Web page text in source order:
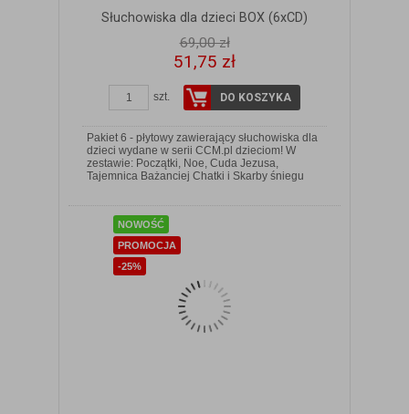
Słuchowiska dla dzieci BOX (6xCD)
69,00 zł
51,75 zł
szt. DO KOSZYKA
Pakiet 6 - płytowy zawierający słuchowiska dla
dzieci wydane w serii CCM.pl dzieciom! W
zestawie: Początki, Noe, Cuda Jezusa,
Tajemnica Bażanciej Chatki i Skarby śniegu
ZOBACZ SZCZEGÓŁY
NOWOŚĆ
PROMOCJA
-25%